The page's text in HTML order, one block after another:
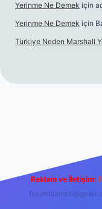
Yerinme Ne Demek için
Yerinme Ne Demek için
Türkiye Neden Marshall
Reklam ve İletişim: